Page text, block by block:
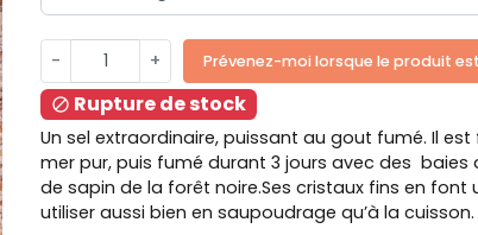
- + Prévenez-moi lorsque le produit
 Rupture de stock
Un sel extraordinaire, puissant au gout fumé. Il
mer pur, puis fumé durant 3 jours avec des baies
de sapin de la forêt noire.Ses cristaux fins en font
utiliser aussi bien en saupoudrage qu’à la cuisson.